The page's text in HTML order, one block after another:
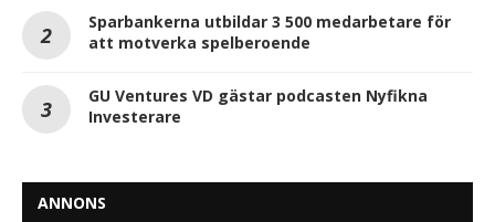
Sparbankerna utbildar 3 500 medarbetare för
att motverka spelberoende
GU Ventures VD gästar podcasten Nyfikna
Investerare
ANNONS